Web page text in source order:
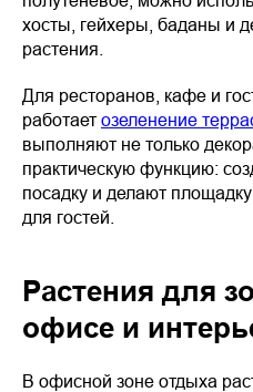
хосты, гейхеры, баданы и
растения.
Для ресторанов, кафе и
работает озеленение
выполняют не только
практическую функцию:
посадку и делают
для гостей.
Растения для
офисе и
В офисной зоне отдыха